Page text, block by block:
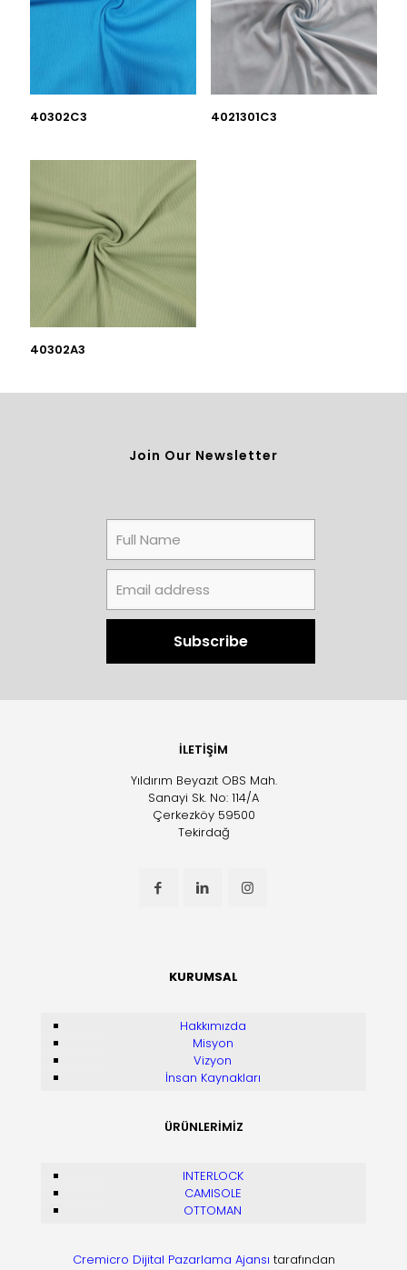
40302C3 4021301C3
40302A3
Join Our Newsletter
İLETİŞİM
Yıldırım Beyazıt OBS Mah.
Sanayi Sk. No: 114/A
Çerkezköy 59500
Tekirdağ
KURUMSAL
Hakkımızda
Misyon
Vizyon
İnsan Kaynakları
ÜRÜNLERİMİZ
INTERLOCK
CAMISOLE
OTTOMAN
Cremicro Dijital Pazarlama Ajansı tarafından